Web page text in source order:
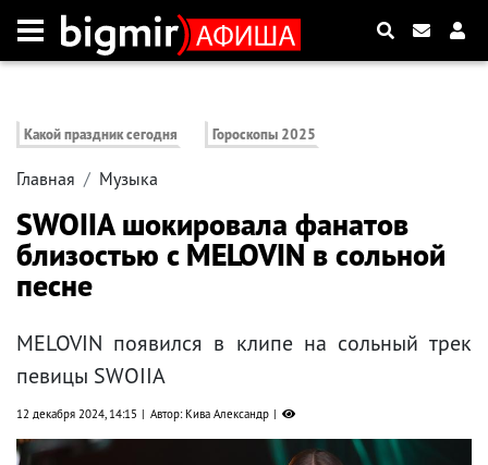
Какой праздник сегодня Гороскопы 2025
Главная Музыка
SWOIIA шокировала фанатов
близостью с MELOVIN в сольной
песне
MELOVIN появился в клипе на сольный трек
певицы SWOIIA
12 декабря 2024, 14:15 Автор: Кива Александр